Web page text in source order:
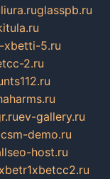
liura.ruglasspb.ru
xbetti-5.ru
2.ru
ev-gallery.ru
csm-demo.ru
host.ru